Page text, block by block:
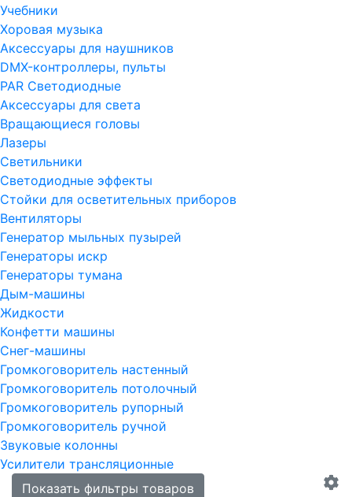
Учебники
Хоровая музыка
Аксессуары для наушников
DMX-контроллеры, пульты
PAR Светодиодные
Аксессуары для света
Вращающиеся головы
Лазеры
Светильники
Светодиодные эффекты
Стойки для осветительных приборов
Вентиляторы
Генератор мыльных пузырей
Генераторы искр
Генераторы тумана
Дым-машины
Жидкости
Конфетти машины
Снег-машины
Громкоговоритель настенный
Громкоговоритель потолочный
Громкоговоритель рупорный
Громкоговоритель ручной
Звуковые колонны
Усилители трансляционные
Показать фильтры товаров